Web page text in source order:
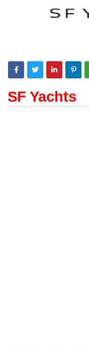
SF Yachts